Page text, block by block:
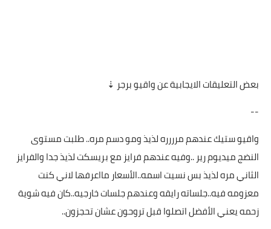
بعض التعليقات الايجابية عن واقيو برجر ⇣
--
واقيو ستيك عندهم مرررره لذيذ ومو دسم مره.. طلبت مستوى
النضج ميديوم رير ..وفيه عندهم فرايز مع بريسكت لذيذ جدا والفرايز
الثاني مره لذيذ بس نسيت اسمه..الأسعار مااعرفها لاني كنت
معزومه فيه..جلساته رايقه وعندهم جلسات خارجيه..كان فيه شوية
زحمه يعني الأفضل اتصلوا قبل تروحون عشان تحجزون..